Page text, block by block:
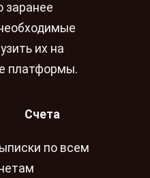
заранее
их на
платформы.
Счета
по всем